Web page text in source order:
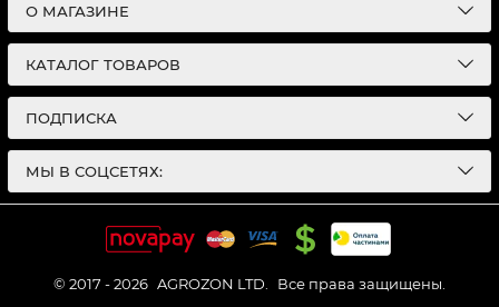
О МАГАЗИНЕ
КАТАЛОГ ТОВАРОВ
ПОДПИСКА
МЫ В СОЦСЕТЯХ:
© 2017 - 2026 AGROZON LTD. Все права защищены.